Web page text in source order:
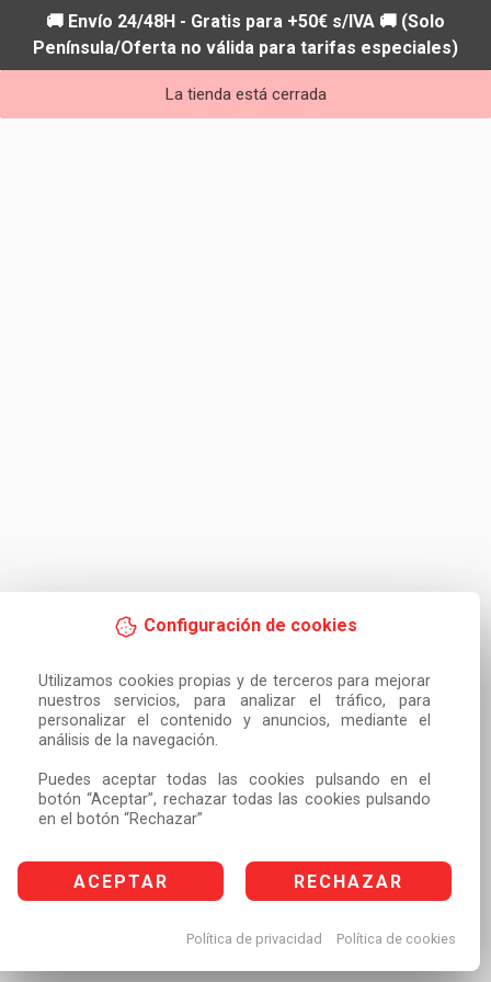
Configuración de cookies
Utilizamos cookies propias y de terceros para mejorar
nuestros servicios, para analizar el tráfico, para
personalizar el contenido y anuncios, mediante el
análisis de la navegación.
Puedes aceptar todas las cookies pulsando en el
botón “Aceptar”, rechazar todas las cookies pulsando
en el botón “Rechazar”
ACEPTAR RECHAZAR
Política de privacidad Política de cookies
🚚 Envío 24/48H - Gratis para +50€ s/IVA 🚚 (Solo
Península/Oferta no válida para tarifas especiales)
La tienda está cerrada